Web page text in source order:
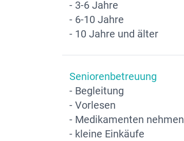
- 3-6 Jahre
- 6-10 Jahre
- 10 Jahre und älter
Seniorenbetreuung
- Begleitung
- Vorlesen
- Medikamenten nehmen
- kleine Einkäufe